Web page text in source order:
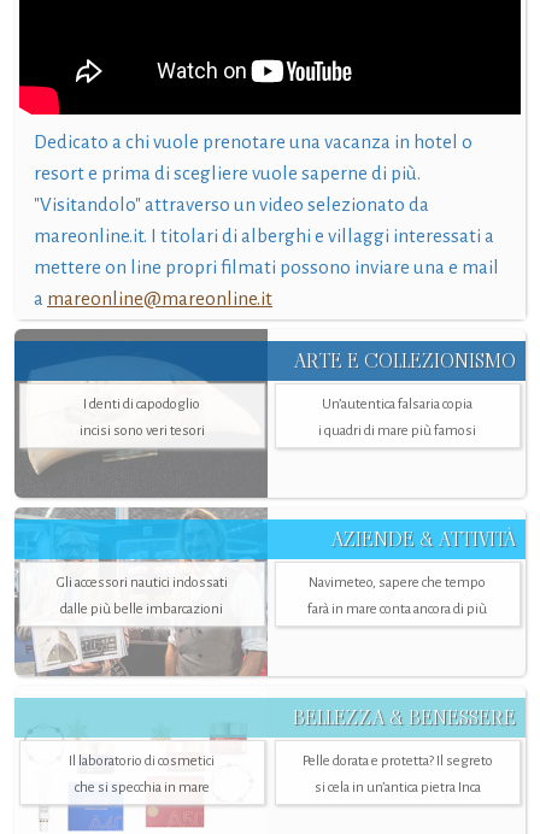
Dedicato a chi vuole prenotare una vacanza in hotel o
resort e prima di scegliere vuole saperne di più.
"Visitandolo" attraverso un video selezionato da
mareonline.it. I titolari di alberghi e villaggi interessati a
mettere on line propri filmati possono inviare una e mail
a mareonline@mareonline.it
ARTE E COLLEZIONISMO
I denti di capodoglio
incisi sono veri tesori
Un’autentica falsaria copia
i quadri di mare più famosi
AZIENDE & ATTIVITÀ
Gli accessori nautici indossati
dalle più belle imbarcazioni
Navimeteo, sapere che tempo
farà in mare conta ancora di più
BELLEZZA & BENESSERE
Il laboratorio di cosmetici
che si specchia in mare
Pelle dorata e protetta? Il segreto
si cela in un’antica pietra Inca